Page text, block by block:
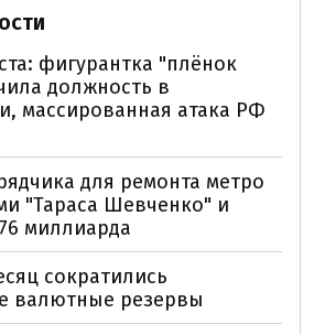
фигурантка "плёнок
должность в
массированная атака РФ
для ремонта метро
"Тараса Шевченко" и
миллиарда
сократились
валютные резервы